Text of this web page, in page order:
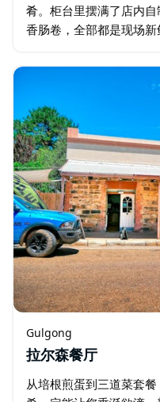
肴。柜台里摆满了店内
香肠卷，全部都是现场
治和香脆炸鸡…
Gulgong
拉尔森餐厅
从培根煎蛋到三道菜套